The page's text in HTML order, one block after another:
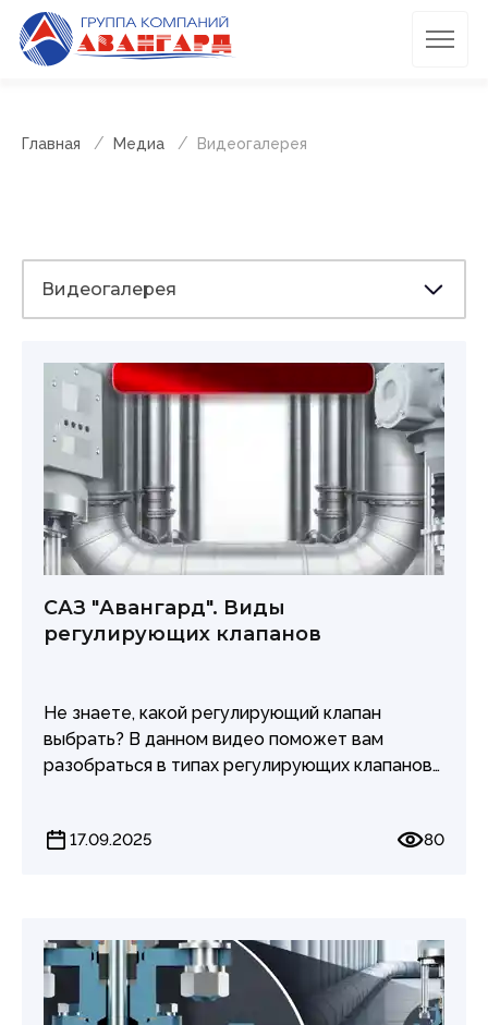
Главная Медиа Видеогалерея
Видеогалерея
САЗ "Авангард". Виды
регулирующих клапанов
Не знаете, какой регулирующий клапан
выбрать? В данном видео поможет вам
разобраться в типах регулирующих клапанов
двухседельных и трехходовых клапанов, а
ГК "Авангард". Качество, проверенное
временем.
17.09.2025 80